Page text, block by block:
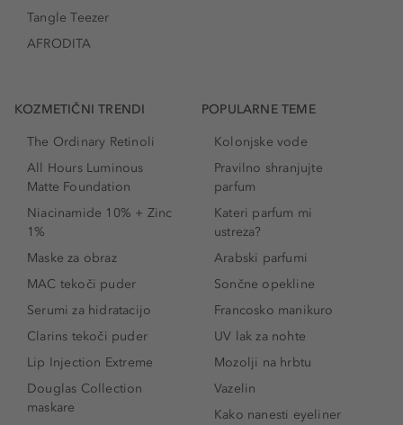
Tangle Teezer
AFRODITA
KOZMETIČNI TRENDI
The Ordinary Retinoli
All Hours Luminous
Matte Foundation
Niacinamide 10% + Zinc
1%
Maske za obraz
MAC tekoči puder
Serumi za hidratacijo
Clarins tekoči puder
Lip Injection Extreme
Douglas Collection
maskare
POPULARNE TEME
Kolonjske vode
Pravilno shranjujte
parfum
Kateri parfum mi
ustreza?
Arabski parfumi
Sončne opekline
Francosko manikuro
UV lak za nohte
Mozolji na hrbtu
Vazelin
Kako nanesti eyeliner